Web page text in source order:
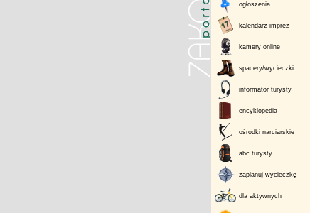
ogłoszenia
kalendarz imprez
kamery online
spacery/wycieczki
informator turysty
encyklopedia
ośrodki narciarskie
abc turysty
zaplanuj wycieczkę
dla aktywnych